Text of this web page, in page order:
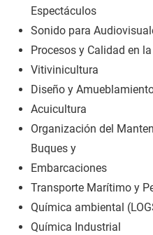
Espectáculos
Sonido para
Procesos y Calidad en
Vitivinicultura
Diseño y
Acuicultura
Organización del
Buques y
Embarcaciones
Transporte Marítimo y
Química ambiental
Química Industrial